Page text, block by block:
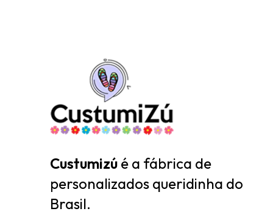
Custumizú é a fábrica de
personalizados queridinha do
Brasil.